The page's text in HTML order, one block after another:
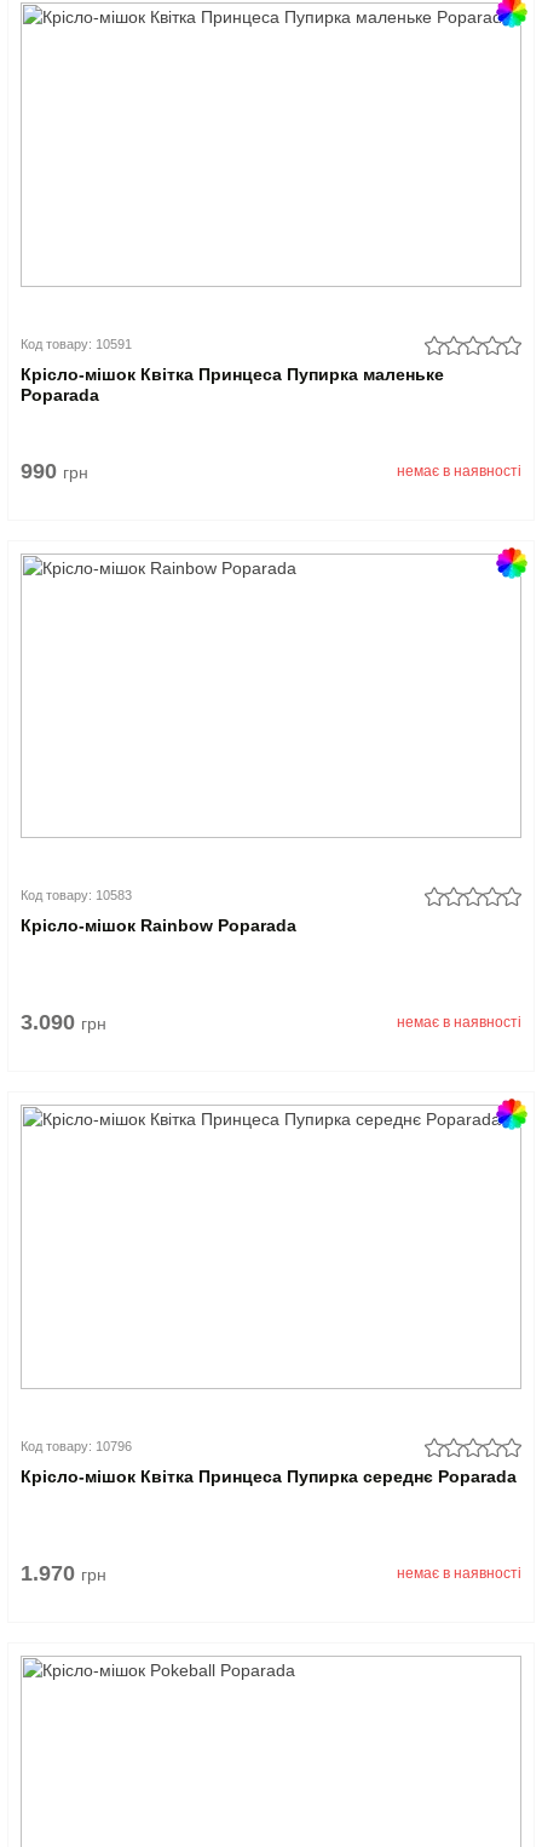
Код товару: 10591
Крісло-мішок Квітка Принцеса Пупирка маленьке
Poparada
990 грн немає в наявності
Код товару: 10583
Крісло-мішок Rainbow Poparada
3.090 грн немає в наявності
Код товару: 10796
Крісло-мішок Квітка Принцеса Пупирка середнє Poparada
1.970 грн немає в наявності